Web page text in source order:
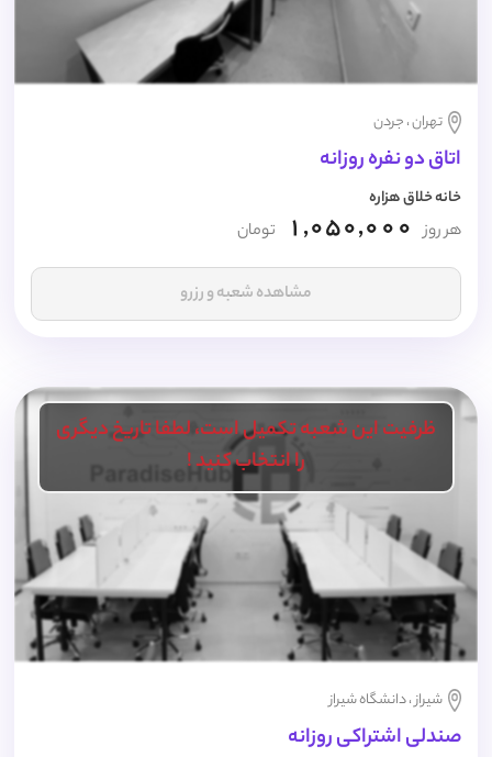
تهران ، جردن
اتاق دو نفره روزانه
خانه خلاق هزاره
هر روز 1,050,000 تومان
مشاهده شعبه و رزرو
ظرفیت این شعبه تکمیل است، لطفا تاریخ دیگری
را انتخاب کنید !
شیراز ، دانشگاه شیراز
صندلی اشتراکی روزانه